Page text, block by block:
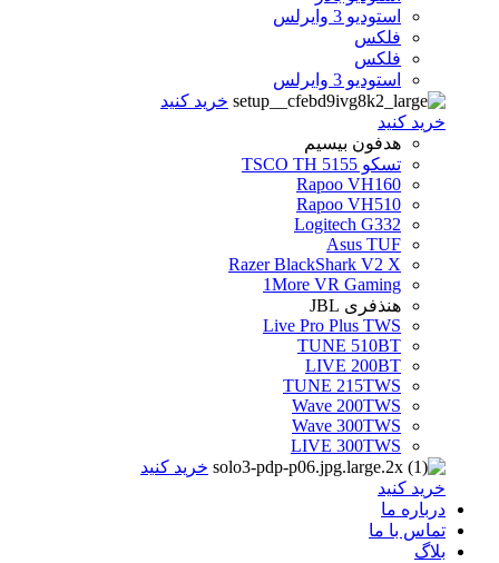
استودیو 3 وایرلس
فلکس
فلکس
استودیو 3 وایرلس
خرید کنید
خرید کنید
هدفون بیسیم
تسکو TSCO TH 5155
Rapoo VH160
Rapoo VH510
Logitech G332
Asus TUF
Razer BlackShark V2 X
1More VR Gaming
هنذفری JBL
Live Pro Plus TWS
TUNE 510BT
LIVE 200BT
TUNE 215TWS
Wave 200TWS
Wave 300TWS
LIVE 300TWS
خرید کنید
خرید کنید
درباره ما
تماس با ما
بلاگ